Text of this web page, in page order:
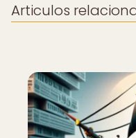
Articulos